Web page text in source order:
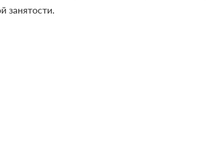
занятости.